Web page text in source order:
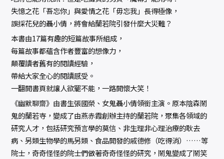
失憶之花「吾忘你」與愛情之花「毋忘我」長得極像，
誤採花兒的聶小倩，將會給蘭若院引發什麼大災難？
本書由17篇有趣的短篇故事所組成，
每篇故事都蘊含作者豐富的想像力，
顛覆讀者舊有的閱讀經驗，
帶給大家全心的閱讀感受。
一翻開書頁就讓人欲罷不能，一路開懷大笑！
《幽默聊齋》由書生張國榮、女鬼聶小倩領銜主演。原本陰森鬧
鬼的蘭若寺，變成了由燕赤霞創辦主持的蘭若院，聚集各領域的
研究人才，包括研究預言學的莫信、非生理非心理治療的耿去
病、另類生物學的馬另類、食品開發的戚德修（吃得消）……等
院士，奇奇怪怪的院士們做著奇奇怪怪的研究，鬧鬼變成了鬧笑